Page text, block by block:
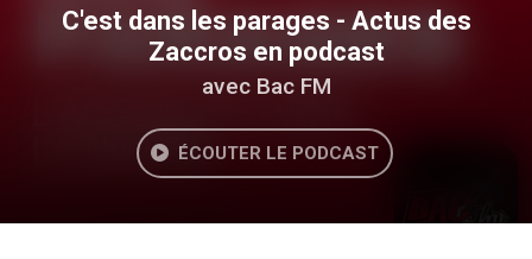
C'est dans les parages - Actus des
Zaccros en podcast
avec Bac FM
ÉCOUTER LE PODCAST